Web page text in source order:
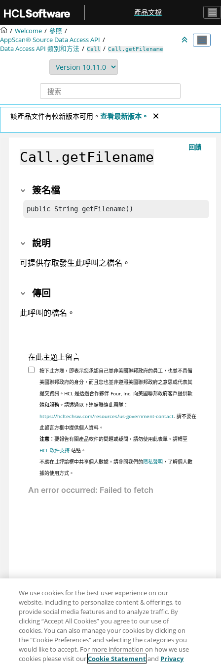
產品文檔
Welcome
參照
AppScan® Source Data Access API
Data Access API 類別和方法
Call Call.getFilename
該產品文件有較新版本可用。 查看最新版本。
回饋
Call.getFilename
簽名檔
public String getFilename()
說明
可提供存取發生此呼叫之檔名。
傳回
此呼叫的檔名。
在此主題上留言
按下此方塊，即表示您承認自己並非美國聯邦政府的員工，也並不具備
美國聯邦政府的身分，而且您也並非遵照美國聯邦政府之意思或代表其
提交資訊。HCL 是透過合作夥伴 Four, Inc. 向美國聯邦政府客戶提供軟
體和服務。請透過以下連結聯絡此團隊：
https://hcltechsw.com/resources/us-government-contact. 請不要在
此留言方框中提供個人資料。
注意： 要報告有關產品軟件的問題或疑問，請勿使用此表單。請轉至
HCL 軟件支持站點。
不應在此評論框中共享個人數據。請參閱我們的隱私聲明 ，了解個人數
據的使用方式。
We use cookies for the best user experience on our
website, including to personalize content & offerings, to
provide social media features and to analyze traffic. By
clicking “Accept All Cookies” you agree to our use of
cookies. You can also manage your cookies by clicking on
the "Cookie Preferences" and selecting the categories you
would like to accept. For more information on how we use
cookies please visit ourCookie Statementand Privacy